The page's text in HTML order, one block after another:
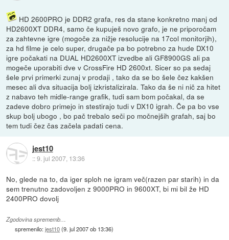
HD 2600PRO je DDR2 grafa, res da stane konkretno manj od
HD2600XT DDR4, samo če kupuješ novo grafo, je ne priporočam
za zahtevne igre (mogoče za nižje resolucije na 17col monitorjih),
za hd filme je celo super, drugače pa bo potrebno za hude DX10
igre počakati na DUAL HD2600XT izvedbe ali GF8900GS ali pa
mogeče uporabiti dve v CrossFire HD 2600xt. Sicer so pa sedaj
šele prvi primerki zunaj v prodaji , tako da se bo šele čez kakšen
mesec ali dva situacija bolj izkristalizirala. Tako da še ni nič za hitet
z nabavo teh midle-range grafik, tudi sam bom počakal, da se
zadeve dobro primejo in stestirajo tudi v DX10 igrah. Če pa bo vse
skup bolj ubogo , bo pač trebalo seči po močnejših grafah, saj bo
tem tudi čez čas začela padati cena.
jest10
::9. jul 2007, 13:36
No, glede na to, da iger sploh ne igram več(razen par starih) in da
sem trenutno zadovoljen z 9000PRO in 9600XT, bi mi bil že HD
2400PRO dovolj
Zgodovina sprememb…
spremenilo:jest10(9. jul 2007 ob 13:36)